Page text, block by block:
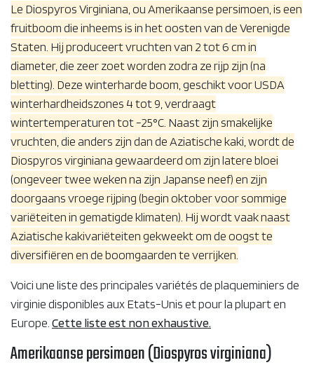
Le Diospyros Virginiana , ouAmerikaanse persimoen , is een
fruitboom die inheems is in het oosten van de Verenigde
Staten. Hij produceert vruchten van 2 tot 6 cm in
diameter, die zeer zoet worden zodra ze rijp zijn (na
bletting). Deze winterharde boom, geschikt voor USDA
winterhardheidszones 4 tot 9, verdraagt
wintertemperaturen tot -25°C. Naast zijn smakelijke
vruchten, die anders zijn dan de Aziatische kaki, wordt de
Diospyros virginiana gewaardeerd om zijn latere bloei
(ongeveer twee weken na zijn Japanse neef) en zijn
doorgaans vroege rijping (begin oktober voor sommige
variëteiten in gematigde klimaten). Hij wordt vaak naast
Aziatische kakivariëteiten gekweekt om de oogst te
diversifiëren en de boomgaarden te verrijken.
Voici une liste des principales variétés de plaqueminiers de
virginie disponibles aux Etats-Unis et pour la plupart en
Europe. Cette liste est non exhaustive.
Amerikaanse persimoen (Diospyros virginiana)